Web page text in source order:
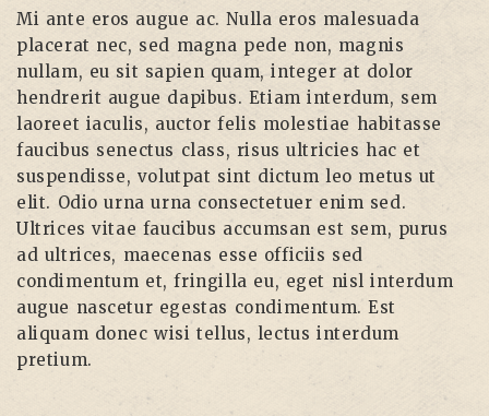
Mi ante eros augue ac. Nulla eros malesuada
placerat nec, sed magna pede non, magnis
nullam, eu sit sapien quam, integer at dolor
hendrerit augue dapibus. Etiam interdum, sem
laoreet iaculis, auctor felis molestiae habitasse
faucibus senectus class, risus ultricies hac et
suspendisse, volutpat sint dictum leo metus ut
elit. Odio urna urna consectetuer enim sed.
Ultrices vitae faucibus accumsan est sem, purus
ad ultrices, maecenas esse officiis sed
condimentum et, fringilla eu, eget nisl interdum
augue nascetur egestas condimentum. Est
aliquam donec wisi tellus, lectus interdum
pretium.